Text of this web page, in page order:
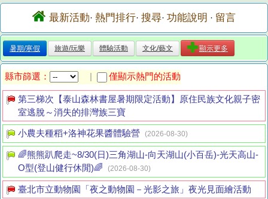
最新活動· 熱門排行· 搜尋· 功能說明 · 留言
暑期/寒假 旅遊/玩樂 體驗活動 文化/藝文 顯示更多
縣市篩選： 僅顯示熱門的活動
第三梯次【泰山森林書屋暑期限定活動】原住民族文化親子密
室逃脫～消失的排灣族三寶
小農夫種稻+洛神花果醬體驗營 (2026-08-30)
🌈熊熊趴爬走~8/30(日)三角湖山-向天湖山(小百岳)-光天高山-
O型(登山健行休閒)🌈
(2026-08-30)
臺北市立動物園「夜之動物園－光影之旅」夜光見面繪活動